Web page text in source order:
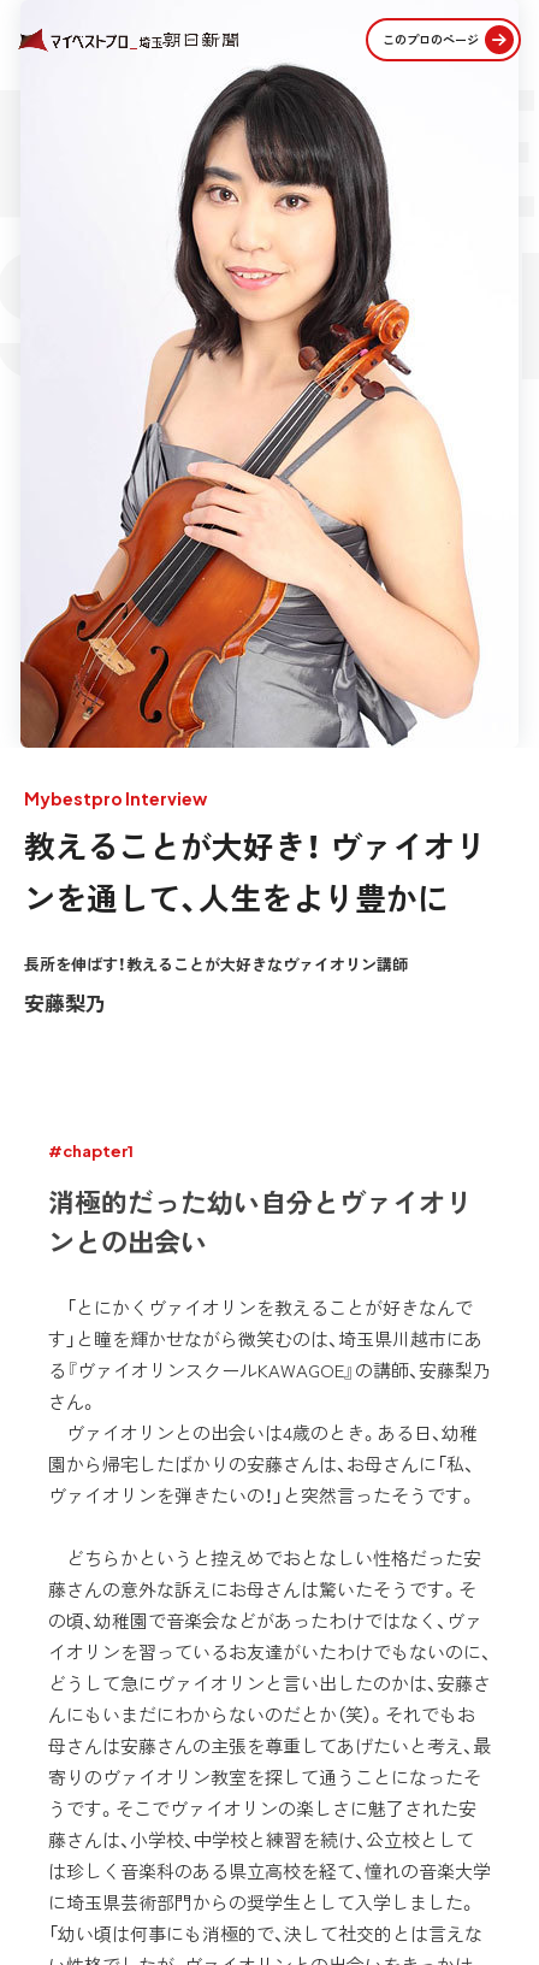
このプロのページ
Mybestpro Interview
教えることが大好き！ ヴァイオリ
ンを通して、人生をより豊かに
長所を伸ばす！教えることが大好きなヴァイオリン講師
安藤梨乃
#chapter1
消極的だった幼い自分とヴァイオリ
ンとの出会い
「とにかくヴァイオリンを教えることが好きなんで
す」と瞳を輝かせながら微笑むのは、埼玉県川越市にあ
る『ヴァイオリンスクールKAWAGOE』の講師、安藤梨乃
さん。
ヴァイオリンとの出会いは4歳のとき。ある日、幼稚
園から帰宅したばかりの安藤さんは、お母さんに「私、
ヴァイオリンを弾きたいの！」と突然言ったそうです。
どちらかというと控えめでおとなしい性格だった安
藤さんの意外な訴えにお母さんは驚いたそうです。そ
の頃、幼稚園で音楽会などがあったわけではなく、ヴァ
イオリンを習っているお友達がいたわけでもないのに、
どうして急にヴァイオリンと言い出したのかは、安藤さ
んにもいまだにわからないのだとか（笑）。それでもお
母さんは安藤さんの主張を尊重してあげたいと考え、最
寄りのヴァイオリン教室を探して通うことになったそ
うです。そこでヴァイオリンの楽しさに魅了された安
藤さんは、小学校、中学校と練習を続け、公立校として
は珍しく音楽科のある県立高校を経て、憧れの音楽大学
に埼玉県芸術部門からの奨学生として入学しました。
「幼い頃は何事にも消極的で、決して社交的とは言えな